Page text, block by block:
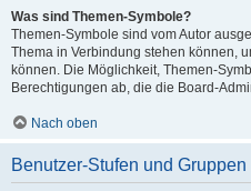
Was sind Themen-Symbole?
Themen-Symbole sind vom Autor
Thema in Verbindung stehen können,
können. Die Möglichkeit, Themen-
Berechtigungen ab, die die Board-
Nach oben
Benutzer-Stufen und Gruppen